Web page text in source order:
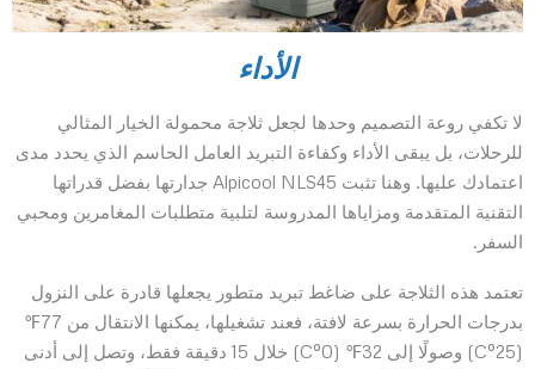
الأداء
لا تكفي روعة التصميم وحدها لجعل ثلاجة محمولة الخيار المثالي
للرحلات، بل يبقى الأداء وكفاءة التبريد العامل الحاسم الذي يحدد مدى
اعتمادك عليها. وهنا تثبت Alpicool NLS45 جدارتها بفضل قدراتها
التقنية المتقدمة ومزاياها المدروسة لتلبية متطلبات المغامرين ومحبي
السفر.
تعتمد هذه الثلاجة على ضاغط تبريد متطور يجعلها قادرة على النزول
بدرجات الحرارة بسرعة لافتة، فعند تشغيلها، يمكنها الانتقال من 77℉
(25°C) وصولًا إلى 32℉ (0°C) خلال 15 دقيقة فقط، وتصل إلى أدنى